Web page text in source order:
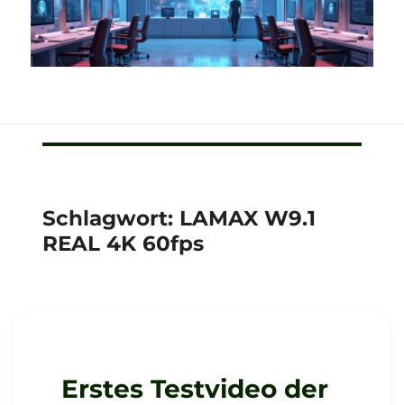
Schlagwort: LAMAX W9.1
REAL 4K 60fps
Erstes Testvideo der